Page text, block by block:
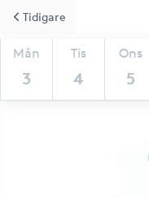
Mån
3
Tis
4
Ons
5
Tidigare